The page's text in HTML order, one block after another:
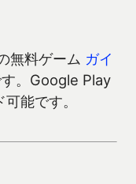
無料ゲーム ガイ
。Google Play
能です。